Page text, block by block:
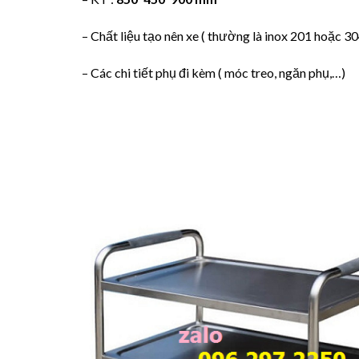
– Chất liệu tạo nên xe ( thường là inox 201 hoặc
– Các chi tiết phụ đi kèm ( móc treo, ngăn phụ,…)